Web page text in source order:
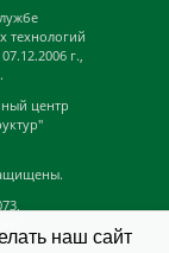
технологий
г.,
центр
наш сайт